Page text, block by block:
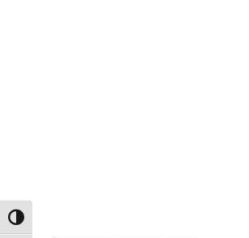
Attiva/disattiva alto contrasto